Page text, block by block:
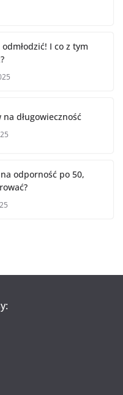
I co z tym
na długowieczność
odporność po 50,